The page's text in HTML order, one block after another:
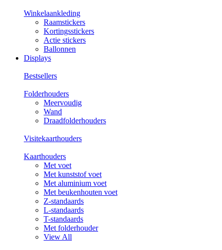
Winkelaankleding
Raamstickers
Kortingsstickers
Actie stickers
Ballonnen
Displays
Bestsellers
Folderhouders
Meervoudig
Wand
Draadfolderhouders
Visitekaarthouders
Kaarthouders
Met voet
Met kunststof voet
Met aluminium voet
Met beukenhouten voet
Z-standaards
L-standaards
T-standaards
Met folderhouder
View All